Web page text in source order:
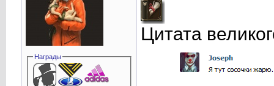
Награды
Цитата